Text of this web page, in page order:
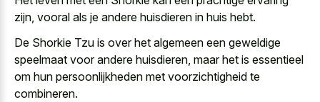
zijn, vooral als je andere huisdieren in huis hebt.
De Shorkie Tzu is over het algemeen een geweldige
speelmaat voor andere huisdieren, maar het is essentieel
om hun persoonlijkheden met voorzichtigheid te
combineren.